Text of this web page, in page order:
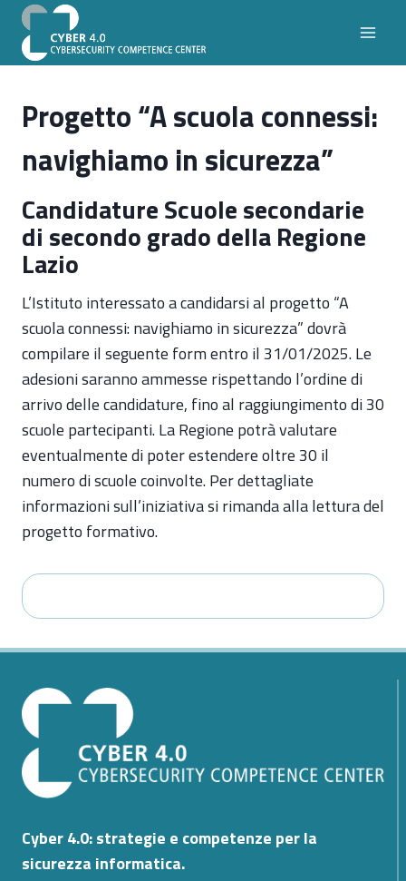
Salta
contenuto
Progetto “A scuola connessi:
navighiamo in sicurezza”
Candidature Scuole secondarie
di secondo grado della Regione
Lazio
L’Istituto interessato a candidarsi al progetto “A
scuola connessi: navighiamo in sicurezza” dovrà
compilare il seguente form entro il 31/01/2025. Le
adesioni saranno ammesse rispettando l’ordine di
arrivo delle candidature, fino al raggiungimento di 30
scuole partecipanti. La Regione potrà valutare
eventualmente di poter estendere oltre 30 il
numero di scuole coinvolte. Per dettagliate
informazioni sull’iniziativa si rimanda alla lettura del
progetto formativo.
Cyber 4.0: strategie e competenze per la
sicurezza informatica.